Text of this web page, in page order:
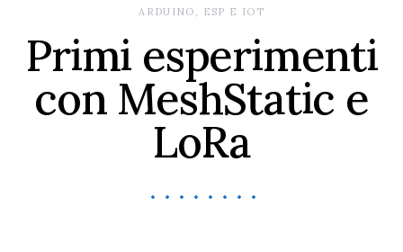
ARDUINO, ESP E IOT
Primi esperimenti
con MeshStatic e
LoRa